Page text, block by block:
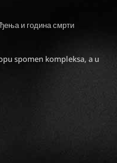
и година смрти
spomen kompleksa, a u